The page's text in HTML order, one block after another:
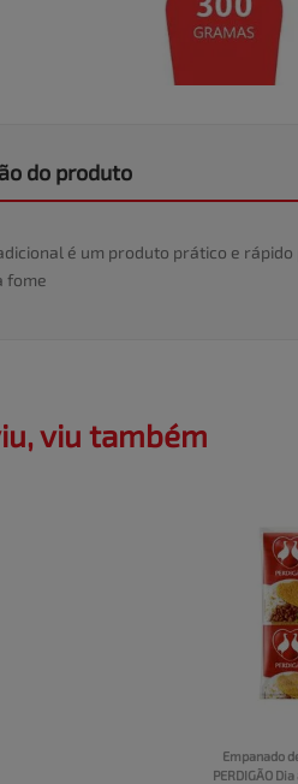
do produto
é um produto prático e
fome
viu também
Empanado
PERDIGÃO